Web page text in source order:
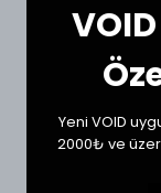
BEDEN
Tekstil
Yeni VOID
2000₺ ve